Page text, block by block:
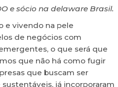
e sócio na delaware Brasil.
e vivendo na pele
de negócios com
o que será que
que não há como fugir
que buscam ser
já incorporaram